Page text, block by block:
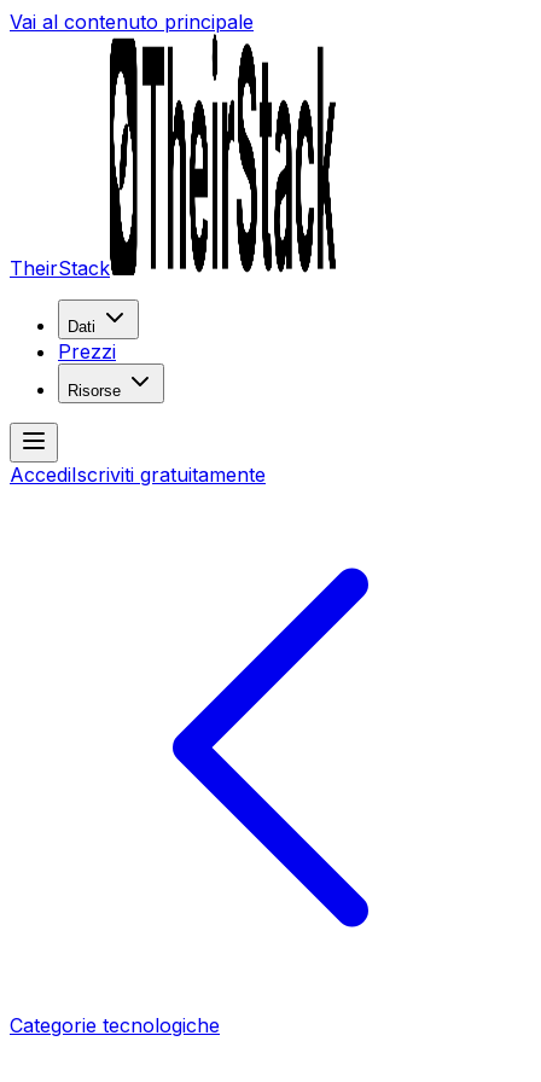
Vai al contenuto principale
TheirStack
Dati
Prezzi
Risorse
AccediIscriviti gratuitamente
Categorie tecnologiche